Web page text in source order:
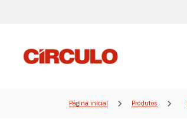
Página inicial Produtos